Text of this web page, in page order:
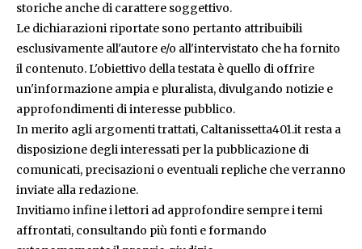
storiche anche di carattere soggettivo.
Le dichiarazioni riportate sono pertanto attribuibili
esclusivamente all'autore e/o all'intervistato che ha fornito
il contenuto. L'obiettivo della testata è quello di offrire
un'informazione ampia e pluralista, divulgando notizie e
approfondimenti di interesse pubblico.
In merito agli argomenti trattati, Caltanissetta401.it resta a
disposizione degli interessati per la pubblicazione di
comunicati, precisazioni o eventuali repliche che verranno
inviate alla redazione.
Invitiamo infine i lettori ad approfondire sempre i temi
affrontati, consultando più fonti e formando